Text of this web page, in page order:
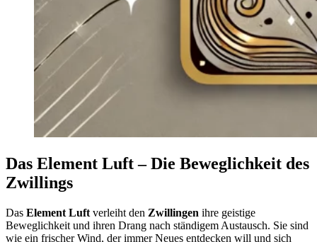
Das Element Luft – Die Beweglichkeit des
Zwillings
Das Element Luft verleiht den Zwillingen ihre geistige
Beweglichkeit und ihren Drang nach ständigem Austausch. Sie sind
wie ein frischer Wind, der immer Neues entdecken will und sich